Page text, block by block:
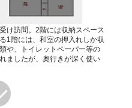
け訪問。2階には収納スペース
1階には、和室の押入れしか収
や、トイレットペーパー等の
ましたが、奥行きが深く使い